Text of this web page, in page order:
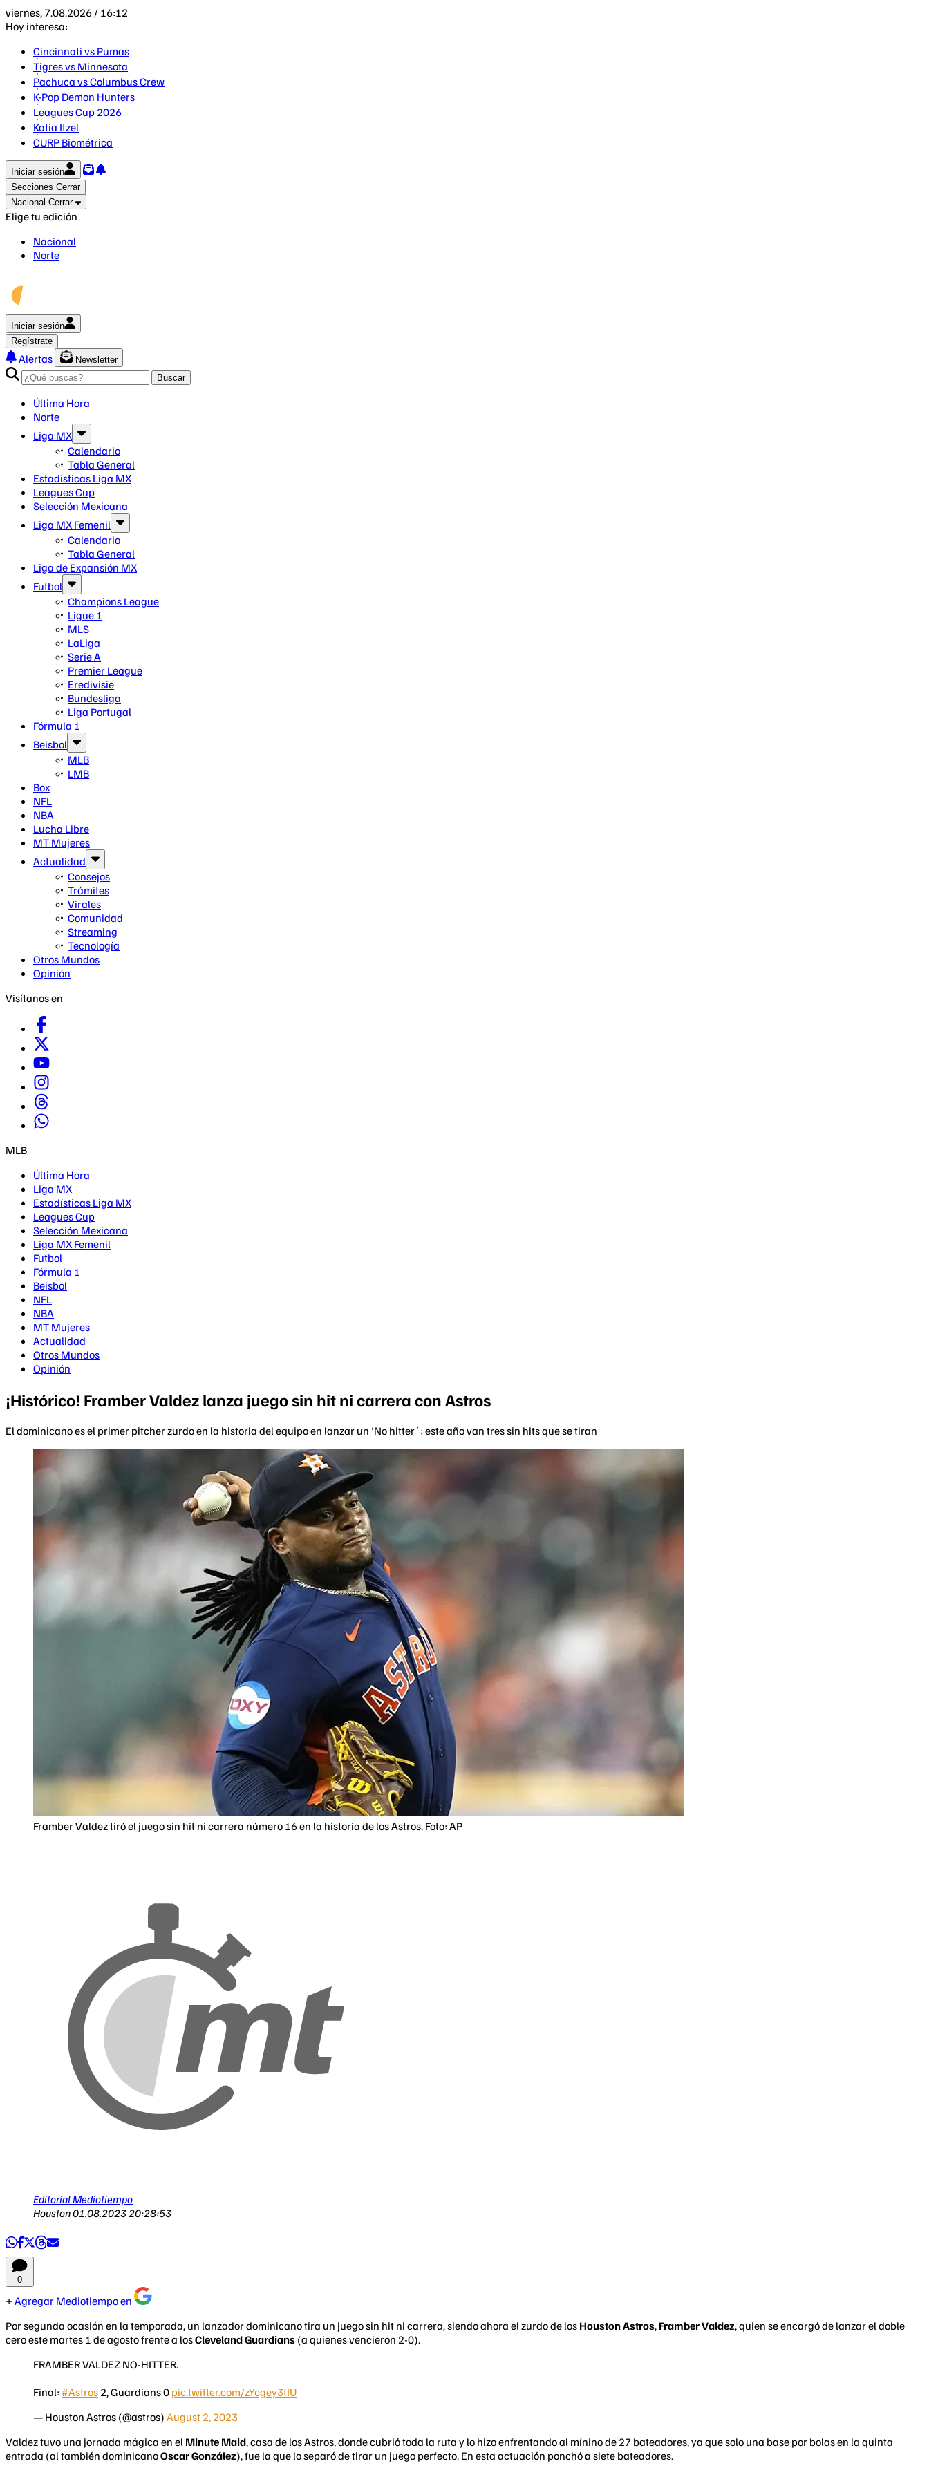
viernes, 7.08.2026 / 16:12
Hoy interesa:
Cincinnati vs Pumas
Tigres vs Minnesota
Pachuca vs Columbus Crew
K-Pop Demon Hunters
Leagues Cup 2026
Katia Itzel
CURP Biométrica
Iniciar sesión
Secciones Cerrar
Nacional Cerrar
Elige tu edición
Nacional
Norte
Iniciar sesión
Regístrate
Alertas
Newsletter
Buscar
Última Hora
Norte
Liga MX
Calendario
Tabla General
Estadísticas Liga MX
Leagues Cup
Selección Mexicana
Liga MX Femenil
Calendario
Tabla General
Liga de Expansión MX
Futbol
Champions League
Ligue 1
MLS
LaLiga
Serie A
Premier League
Eredivisie
Bundesliga
Liga Portugal
Fórmula 1
Beisbol
MLB
LMB
Box
NFL
NBA
Lucha Libre
MT Mujeres
Actualidad
Consejos
Trámites
Virales
Comunidad
Streaming
Tecnología
Otros Mundos
Opinión
Visítanos en
MLB
Última Hora
Liga MX
Estadísticas Liga MX
Leagues Cup
Selección Mexicana
Liga MX Femenil
Futbol
Fórmula 1
Beisbol
NFL
NBA
MT Mujeres
Actualidad
Otros Mundos
Opinión
¡Histórico! Framber Valdez lanza juego sin hit ni carrera con Astros
El dominicano es el primer pitcher zurdo en la historia del equipo en lanzar un 'No hitter´; este año van tres sin hits que se tiran
Framber Valdez tiró el juego sin hit ni carrera número 16 en la historia de los Astros. Foto: AP
Editorial Mediotiempo
Houston01.08.2023 20:28:53
0
Agregar Mediotiempo en
Por segunda ocasión en la temporada, un lanzador dominicano tira un juego sin hit ni carrera, siendo ahora el zurdo de los Houston Astros, Framber Valdez, quien se encargó de lanzar el doble
cero este martes 1 de agosto frente a losCleveland Guardians (a quienes vencieron 2-0).
FRAMBER VALDEZ NO-HITTER.
Final: #Astros 2, Guardians 0 pic.twitter.com/zYcgey3tIU
— Houston Astros (@astros) August 2, 2023
Valdez tuvo una jornada mágica en el Minute Maid, casa de los Astros, donde cubrió toda la ruta y lo hizo enfrentando al mínino de 27 bateadores, ya que solo una base por bolas en la quinta
entrada (al también dominicanoOscar González), fue la que lo separó de tirar un juego perfecto. En esta actuación ponchó a siete bateadores.